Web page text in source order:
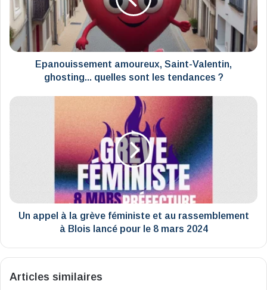
quelles
sont
les
tendances
Epanouissement amoureux, Saint-Valentin,
ghosting... quelles sont les tendances ?
Un
rassemblement
8
Un appel à la grève féministe et au rassemblement
à Blois lancé pour le 8 mars 2024
Articles similaires